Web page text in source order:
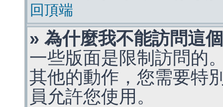
回頂端
» 為什麼我不能訪問這
一些版面是限制訪問的
其他的動作，您需要特
員允許您使用。